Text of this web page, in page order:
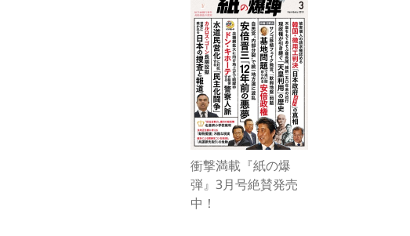
衝撃満載『紙の爆
弾』3月号絶賛発売
中！